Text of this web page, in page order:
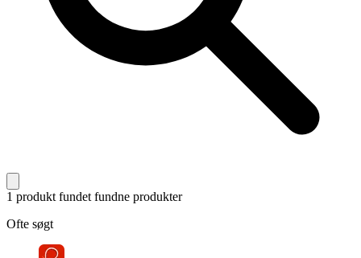
1 produkt fundet fundne produkter
Ofte søgt